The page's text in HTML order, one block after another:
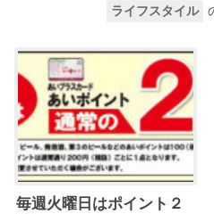
ライフスタイル
毎週火曜日はポイント２